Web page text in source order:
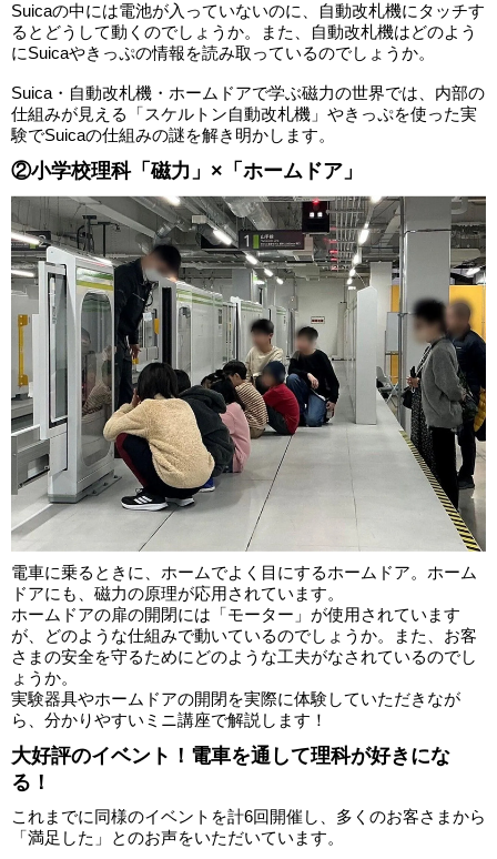
Suicaの中には電池が入っていないのに、自動改札機にタッチす
るとどうして動くのでしょうか。また、自動改札機はどのよう
にSuicaやきっぷの情報を読み取っているのでしょうか。
Suica・自動改札機・ホームドアで学ぶ磁力の世界では、内部の
仕組みが見える「スケルトン自動改札機」やきっぷを使った実
験でSuicaの仕組みの謎を解き明かします。
②小学校理科「磁力」×「ホームドア」
電車に乗るときに、ホームでよく目にするホームドア。ホーム
ドアにも、磁力の原理が応用されています。
ホームドアの扉の開閉には「モーター」が使用されています
が、どのような仕組みで動いているのでしょうか。また、お客
さまの安全を守るためにどのような工夫がなされているのでし
ょうか。
実験器具やホームドアの開閉を実際に体験していただきなが
ら、分かりやすいミニ講座で解説します！
大好評のイベント！電車を通して理科が好きにな
る！
これまでに同様のイベントを計6回開催し、多くのお客さまから
「満足した」とのお声をいただいています。